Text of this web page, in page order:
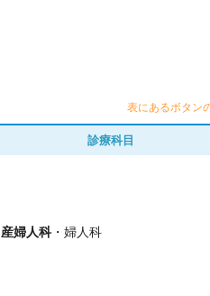
表にあるボタン
診療科目
産婦人科・婦人科